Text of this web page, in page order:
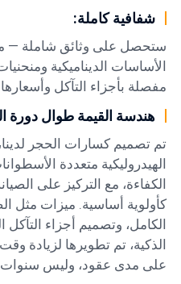
شفافية كاملة:
ستحصل على وثائق شاملة
الأساسات الديناميكية
مفصلة بأجزاء التآكل
هندسة القيمة طوال دورة
تم تصميم كسارات الحجر
الكفاءة، مع التركيز على
كأولوية أساسية. ميزات مثل
الكامل، وتصميم أجزاء التآكل
الذكية، تم تطويرها لزيادة
على مدى عقود، وليس